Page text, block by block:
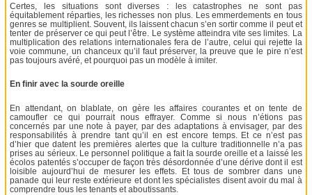
Certes, les situations sont diverses : les catastrophes ne sont pas
équitablement réparties, les richesses non plus. Les emmerdements en tous
genres se multiplient. Souvent, ils laissent chacun s’en sortir comme il peut et
tenter de préserver ce qui peut l’être. Le système atteindra vite ses limites. La
multiplication des relations internationales fera de l’autre, celui qui rejette la
voie commune, un chanceux qu’il faut préserver, la preuve que le pire n’est
pas toujours avéré, et pourquoi pas un modèle à imiter.
En finir avec la sourde oreille
En attendant, on blablate, on gère les affaires courantes et on tente de
camoufler ce qui pourrait nous effrayer. Comme si nous n’étions pas
concernés par une note à payer, par des adaptations à envisager, par des
responsabilités à prendre tant qu’il en est encore temps. Et ce n’est pas
d’hier que datent les premières alertes que la culture traditionnelle n’a pas
prises au sérieux. Le personnel politique a fait la sourde oreille et a laissé les
écolos patentés s’occuper de façon très désordonnée d’une dérive dont il est
loisible aujourd’hui de mesurer les effets. Et tous de sombrer dans une
panade qui leur reste extérieure et dont les spécialistes disent avoir du mal à
comprendre tous les tenants et aboutissants.